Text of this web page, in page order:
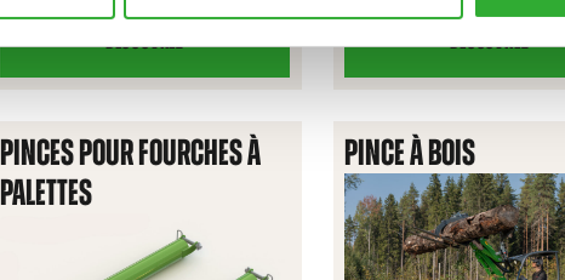
DÉCOUVREZ
FOURCHE
À
CLAIRE-
DÉCOUVREZ
FOURCHE
À
PINCES POUR FOURCHES À
PALETTES
PINCE À BOIS